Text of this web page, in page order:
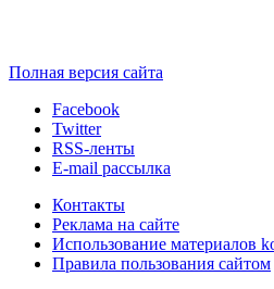
Полная версия сайта
Facebook
Twitter
RSS-ленты
E-mail рассылка
Контакты
Реклама на сайте
Использование материалов
Правила пользования сайтом